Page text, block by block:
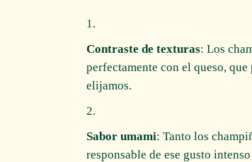
Contraste de texturas: Los
perfectamente con el queso,
elijamos.
Sabor umami: Tanto los
responsable de ese gusto